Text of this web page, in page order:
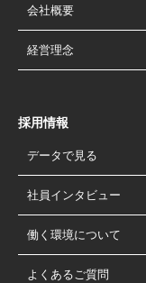
会社概要
経営理念
採用情報
データで見る
社員インタビュー
働く環境について
よくあるご質問